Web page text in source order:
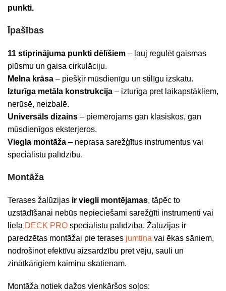
punkti.
Īpašības
11 stiprinājuma punkti dēlīšiem – ļauj regulēt gaismas
plūsmu un gaisa cirkulāciju.
Melna krāsa – piešķir mūsdienīgu un stilīgu izskatu.
Izturīga metāla konstrukcija – izturīga pret laikapstākļiem,
nerūsē, neizbalē.
Universāls dizains – piemērojams gan klasiskos, gan
mūsdienīgos eksterjeros.
Viegla montāža – neprasa sarežģītus instrumentus vai
speciālistu palīdzību.
Montāža
Terases žalūzijas ir viegli montējamas, tāpēc to
uzstādīšanai nebūs nepieciešami sarežģīti instrumenti vai
liela DECK PRO speciālistu palīdzība. Žalūzijas ir
paredzētas montāžai pie terases jumtiņa vai ēkas sāniem,
nodrošinot efektīvu aizsardzību pret vēju, sauli un
zinātkārīgiem kaimiņu skatienam.
Montāža notiek dažos vienkāršos soļos: